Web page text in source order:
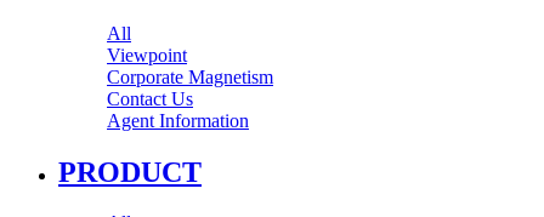
All
Viewpoint
Corporate Magnetism
Contact Us
Agent Information
PRODUCT